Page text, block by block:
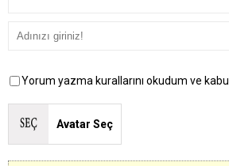
Yorum yazma kurallarını okudum ve
Avatar Seç